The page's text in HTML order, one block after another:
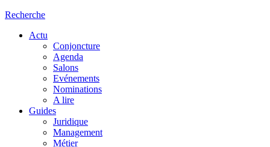
Recherche
Actu
Conjoncture
Agenda
Salons
Evénements
Nominations
A lire
Guides
Juridique
Management
Métier